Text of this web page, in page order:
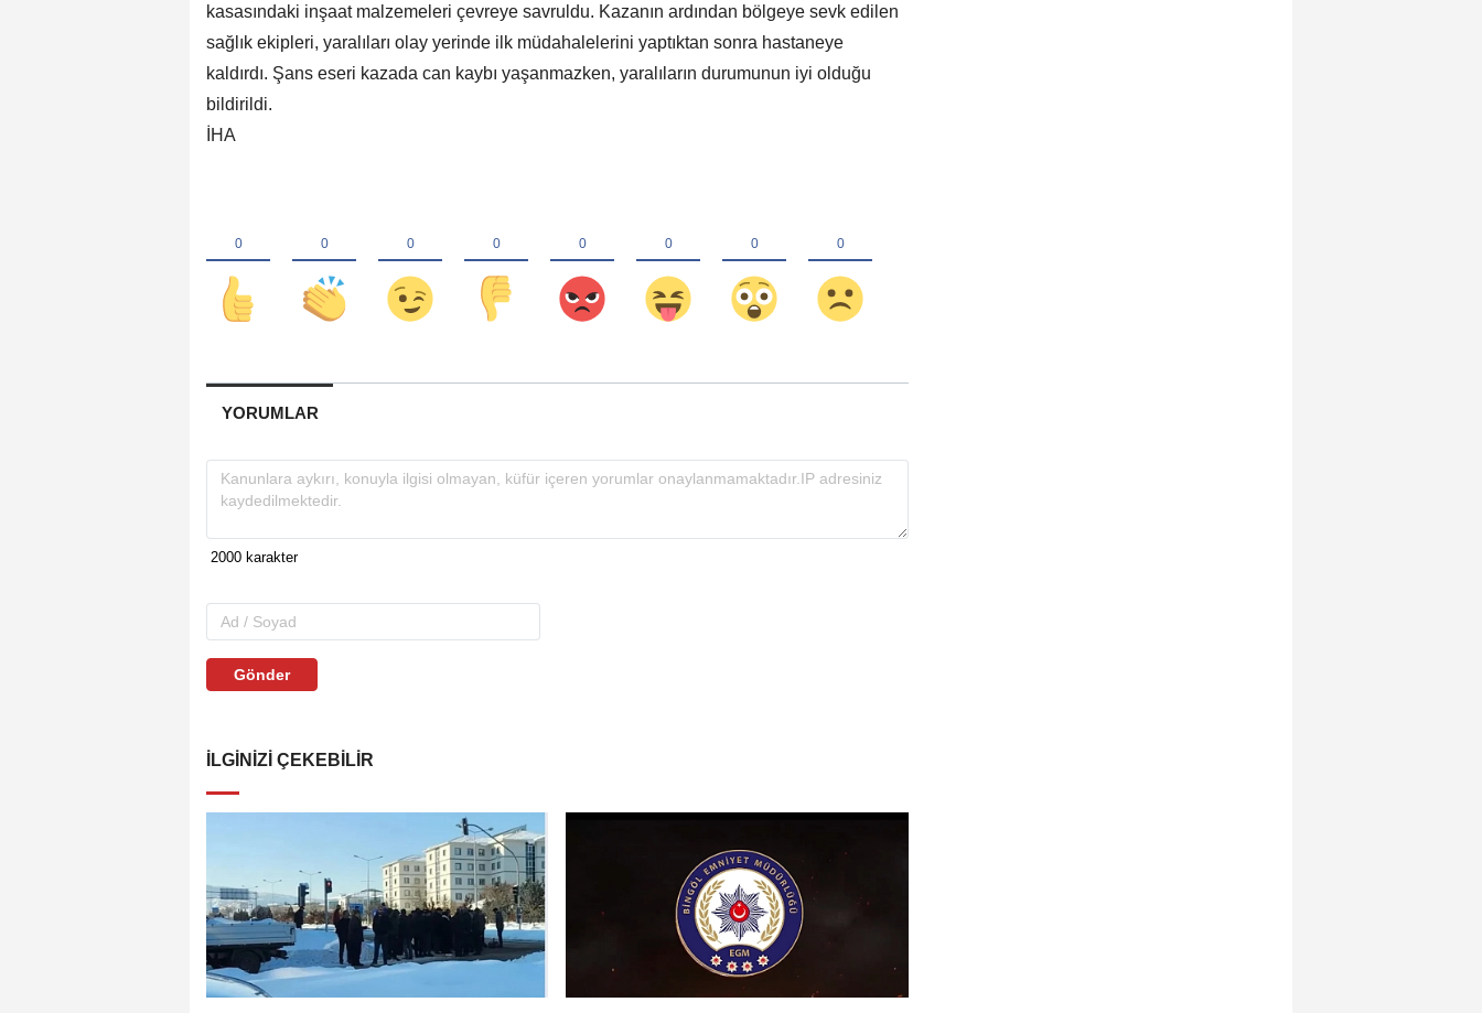
kasasındaki inşaat malzemeleri çevreye savruldu. Kazanın ardından bölgeye sevk edilen
sağlık ekipleri, yaralıları olay yerinde ilk müdahalelerini yaptıktan sonra hastaneye
kaldırdı. Şans eseri kazada can kaybı yaşanmazken, yaralıların durumunun iyi olduğu
bildirildi.
İHA
YORUMLAR
Gönder
İLGINIZI ÇEKEBILIR